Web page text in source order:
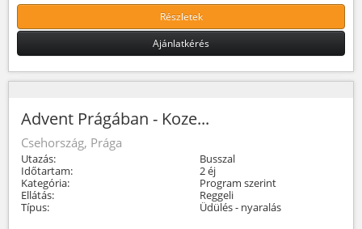
Részletek
Ajánlatkérés
Advent Prágában - Koze...
Csehország, Prága
Utazás:
Busszal
Időtartam:
2 éj
Kategória:
Program szerint
Ellátás:
Reggeli
Típus:
Üdülés - nyaralás